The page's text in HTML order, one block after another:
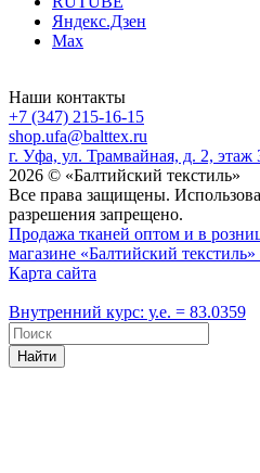
Яндекс.Дзен
Max
Наши контакты
+7 (347) 215-16-15
shop.ufa@balttex.ru
г. Уфа, ул. Трамвайная, д. 2, этаж
2026 © «Балтийский текстиль»
Все права защищены.
разрешения запрещено.
Продажа тканей оптом и в
магазине «Балтийский
Карта сайта
Внутренний курс: у.е. = 83.0359
Найти